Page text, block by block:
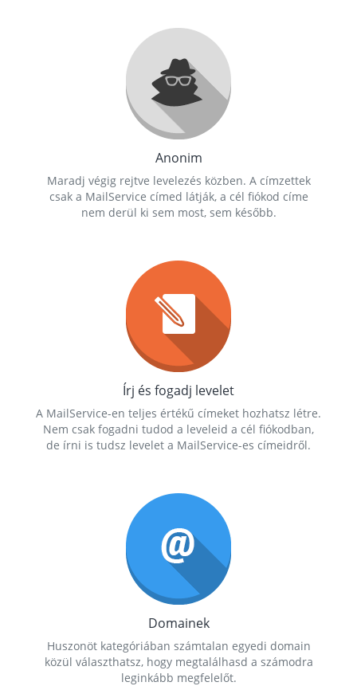
Anonim
Maradj végig rejtve levelezés közben. A címzettek
csak a MailService címed látják, a cél fiókod címe
nem derül ki sem most, sem később.
Írj és fogadj levelet
A MailService-en teljes értékű címeket hozhatsz létre.
Nem csak fogadni tudod a leveleid a cél fiókodban,
de írni is tudsz levelet a MailService-es címeidről.
Domainek
Huszonöt kategóriában számtalan egyedi domain
közül választhatsz, hogy megtalálhasd a számodra
leginkább megfelelőt.